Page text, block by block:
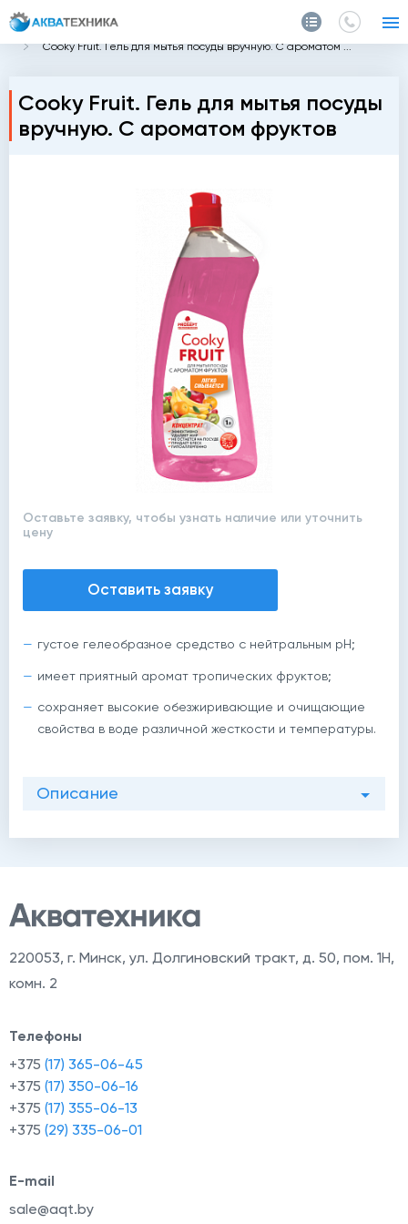
Главная Каталог
Средства для кухни
Cooky Fruit. Гель для мытья посуды вручную. С ароматом ...
Cooky Fruit. Гель для мытья посуды
вручную. С ароматом фруктов
Оставьте заявку, чтобы узнать наличие или уточнить
цену
Оставить заявку
густое гелеобразное средство с нейтральным pH;
имеет приятный аромат тропических фруктов;
сохраняет высокие обезжиривающие и очищающие
свойства в воде различной жесткости и температуры.
Описание
220053, г. Минск, ул. Долгиновский тракт, д. 50, пом. 1Н,
комн. 2
Телефоны
+375 (17) 365-06-45
+375 (17) 350-06-16
+375 (17) 355-06-13
+375 (29) 335-06-01
E-mail
sale@aqt.by